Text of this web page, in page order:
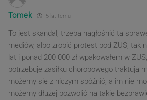
Tomek 5 lat temu
To jest skandal, trzeba nagłośnić tą
mediów, albo zrobić protest pod ZUS, tak
lat i ponad 200 000 zł wpakowałem w
potrzebuje zasiłku chorobowego traktują
możemy się z niczym spóźnić, a im nie
możemy dłużej pozwolić na takie